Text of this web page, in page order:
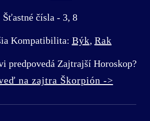
Šťastné čísla - 3, 8
Kompatibilita: Býk, Rak
predpovedá Zajtrajší Horoskop?
na zajtra Škorpión ->